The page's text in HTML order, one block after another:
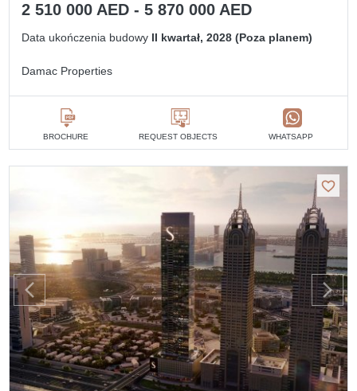
2 510 000 AED - 5 870 000 AED
Data ukończenia budowy II kwartał, 2028 (Poza planem)
Damac Properties
BROCHURE REQUEST OBJECTS WHATSAPP